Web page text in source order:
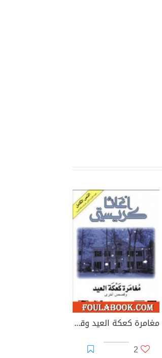
مغامرة كعكة العيد وقصص أخرى
2